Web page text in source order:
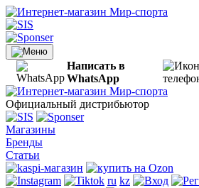
Написать в
WhatsApp
Официальный дистрибьютор
Магазины
Бренды
Статьи
ru kz